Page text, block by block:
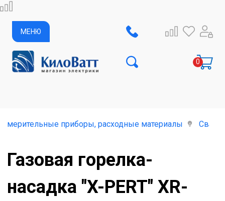
МЕНЮ
приборы, расходные материалы
Газовая горелка-
насадка "X-PERT" XR-